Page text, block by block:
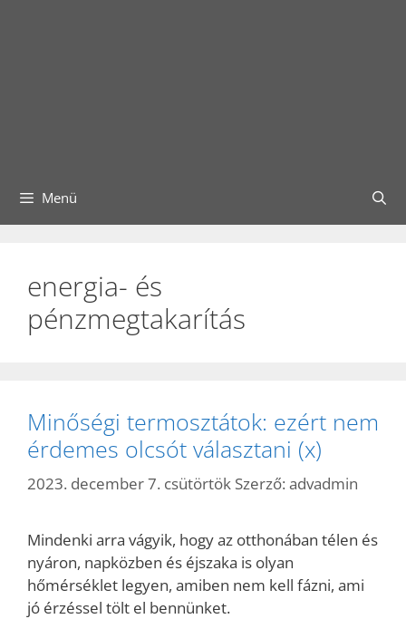
Menü
energia- és
pénzmegtakarítás
Minőségi termosztátok: ezért nem
érdemes olcsót választani (x)
2023. december 7. csütörtök Szerző: advadmin
Mindenki arra vágyik, hogy az otthonában télen és
nyáron, napközben és éjszaka is olyan
hőmérséklet legyen, amiben nem kell fázni, ami
jó érzéssel tölt el bennünket.